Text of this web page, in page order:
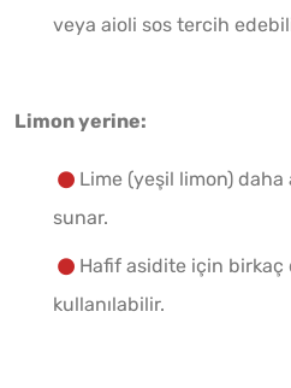
veya aioli sos tercih
Limon yerine:
Lime (yeşil limon)
sunar.
Hafif asidite için birkaç
kullanılabilir.